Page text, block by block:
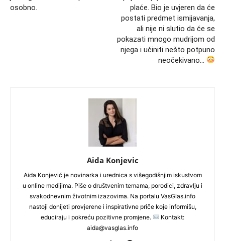
osobno.
plaće. Bio je uvjeren da će
postati predmet ismijavanja,
ali nije ni slutio da će se
pokazati mnogo mudrijom od
njega i učiniti nešto potpuno
neočekivano…
Aida Konjevic
Aida Konjević je novinarka i urednica s višegodišnjim iskustvom
u online medijima. Piše o društvenim temama, porodici, zdravlju i
svakodnevnim životnim izazovima. Na portalu VasGlas.info
nastoji donijeti provjerene i inspirativne priče koje informišu,
educiraju i pokreću pozitivne promjene.
Kontakt:
aida@vasglas.info